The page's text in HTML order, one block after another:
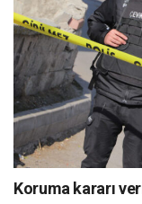
Koruma kararı